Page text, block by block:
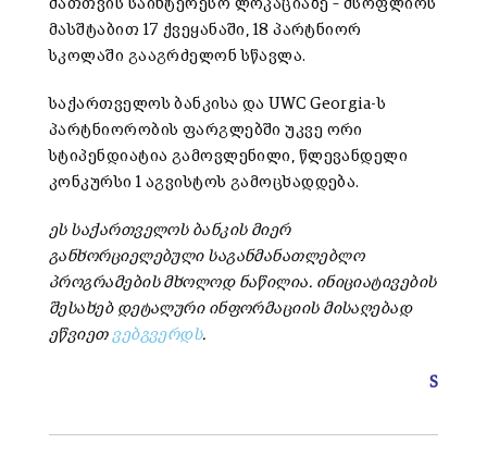
მათთვის საინტერესო ლოკაციაზე – მსოფლიოს
მასშტაბით 17 ქვეყანაში, 18 პარტნიორ
სკოლაში გააგრძელონ სწავლა.
საქართველოს ბანკისა და UWC Georgia-ს
პარტნიორობის ფარგლებში უკვე ორი
სტიპენდიატია გამოვლენილი, წლევანდელი
კონკურსი 1 აგვისტოს გამოცხადდება.
ეს საქართველოს ბანკის მიერ
განხორციელებული საგანმანათლებლო
პროგრამების მხოლოდ ნაწილია. ინიციატივების
შესახებ დეტალური ინფორმაციის მისაღებად
ეწვიეთ ვებგვერდს.
S